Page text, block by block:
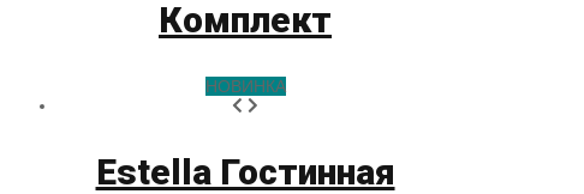
Комплект
НОВИНКА
Estella Гостинная